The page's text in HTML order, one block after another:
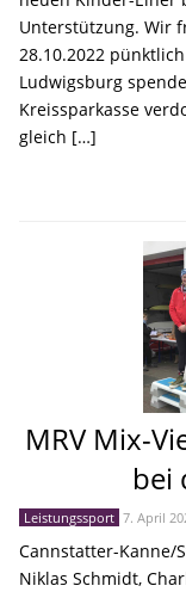
Unterstützung. Wir
28.10.2022
Ludwigsburg
Kreissparkasse
gleich […]
MRV Mix-
bei
Leistungssport 7. April
Cannstatter-Kanne/
Niklas Schmidt,